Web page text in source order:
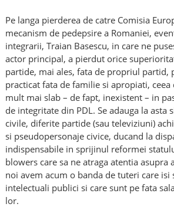
Pe langa pierderea de catre Comisia
mecanism de pedepsire a Romaniei,
integrarii, Traian Basescu, in care ne
actor principal, a pierdut orice
partide, mai ales, fata de propriul partid,
practicat fata de familie si apropiati, ceea
mult mai slab – de fapt, inexistent – in
de integritate din PDL. Se adauga la asta
civile, diferite partide (sau televiziuni)
si pseudopersonaje civice, ducand la
indispensabile in sprijinul reformei
blowers care sa ne atraga atentia asupra
noi avem acum o banda de tuteri care isi
intelectuali publici si care sunt pe fata
lor.